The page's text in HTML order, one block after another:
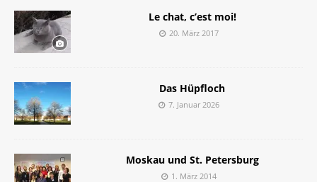
Le chat, c’est moi!
20. März 2017
Das Hüpfloch
7. Januar 2026
Moskau und St. Petersburg
1. März 2014